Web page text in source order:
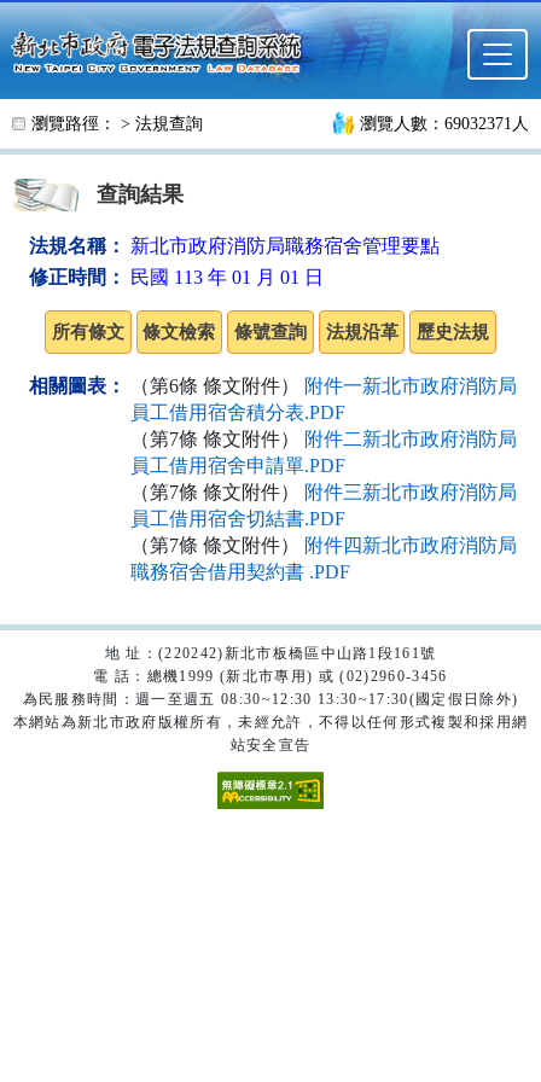
跳至主要內容
瀏覽路徑： > 法規查詢 瀏覽人數：69032371人
查詢結果
法規名稱：
新北市政府消防局職務宿舍管理要點
修正時間：
民國 113 年 01 月 01 日
相關圖表： （第6條 條文附件）
附件一新北市政府消防局
員工借用宿舍積分表.PDF
（第7條 條文附件）
附件二新北市政府消防局
員工借用宿舍申請單.PDF
（第7條 條文附件）
附件三新北市政府消防局
員工借用宿舍切結書.PDF
（第7條 條文附件）
附件四新北市政府消防局
職務宿舍借用契約書 .PDF
地 址：(220242)新北市板橋區中山路1段161號
電 話：總機1999 (新北市專用) 或 (02)2960-3456
為民服務時間：週一至週五 08:30~12:30 13:30~17:30(國定假日除外)
本網站為新北市政府版權所有，未經允許，不得以任何形式複製和採用網
站安全宣告